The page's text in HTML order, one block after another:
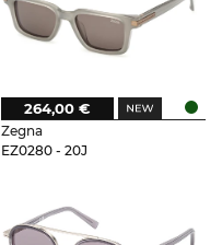
Zegna
EZ0280 - 20J
264,00 €